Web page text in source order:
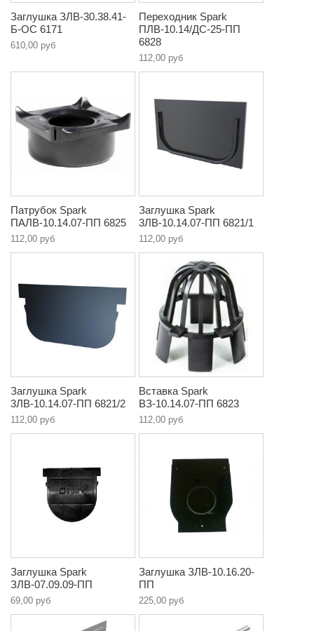
Заглушка ЗЛВ-30.38.41-
Б-ОС 6171
610,00 руб
Переходник Spark
ПЛВ-10.14/ДС-25-ПП
6828
112,00 руб
Патрубок Spark
ПАЛВ-10.14.07-ПП 6825
112,00 руб
Заглушка Spark
3ЛВ-10.14.07-ПП 6821/1
112,00 руб
Заглушка Spark
3ЛВ-10.14.07-ПП 6821/2
112,00 руб
Вставка Spark
ВЗ-10.14.07-ПП 6823
112,00 руб
Заглушка Spark
ЗЛВ-07.09.09-ПП
69,00 руб
Заглушка ЗЛВ-10.16.20-
ПП
225,00 руб